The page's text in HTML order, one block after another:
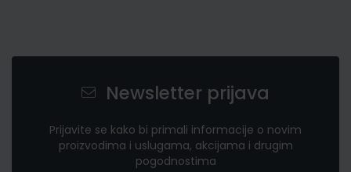
Newsletter prijava
Prijavite se kako bi primali informacije o novim
proizvodima i uslugama, akcijama i drugim
pogodnostima